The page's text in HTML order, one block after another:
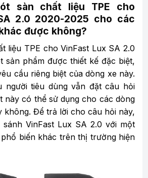
sàn chất liệu TPE cho
2.0 2020-2025 cho các
được không?
liệu TPE cho VinFast Lux SA 2.0
sản phẩm được thiết kế đặc biệt,
cầu riêng biệt của dòng xe này.
người tiêu dùng vẫn đặt câu hỏi
này có thể sử dụng cho các dòng
không. Để trả lời cho câu hỏi này,
VinFast Lux SA 2.0 với một
biến khác trên thị trường hiện